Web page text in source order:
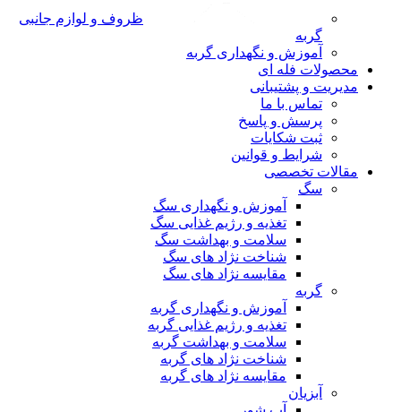
ظروف و لوازم جانبی
گربه
آموزش و نگهداری گربه
محصولات فله ای
مدیریت و پشتیبانی
تماس با ما
پرسش و پاسخ
ثبت شکایات
شرایط و قوانین
مقالات تخصصی
سگ
آموزش و نگهداری سگ
تغذیه و رژیم غذایی سگ
سلامت و بهداشت سگ
شناخت نژاد های سگ
مقایسه نژاد های سگ
گربه
آموزش و نگهداری گربه
تغذیه و رژیم غذایی گربه
سلامت و بهداشت گربه
شناخت نژاد های گربه
مقایسه نژاد های گربه
آبزیان